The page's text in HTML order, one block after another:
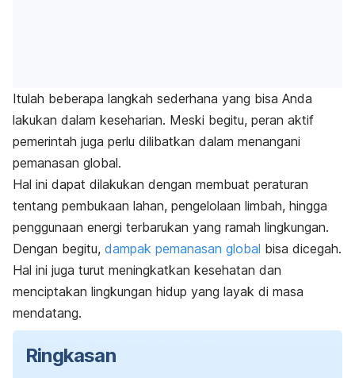
Itulah beberapa langkah sederhana yang bisa Anda
lakukan dalam keseharian. Meski begitu, peran aktif
pemerintah juga perlu dilibatkan dalam menangani
pemanasan global.
Hal ini dapat dilakukan dengan membuat peraturan
tentang pembukaan lahan, pengelolaan limbah, hingga
penggunaan energi terbarukan yang ramah lingkungan.
Dengan begitu, dampak pemanasan global bisa dicegah.
Hal ini juga turut meningkatkan kesehatan dan
menciptakan lingkungan hidup yang layak di masa
mendatang.
Ringkasan